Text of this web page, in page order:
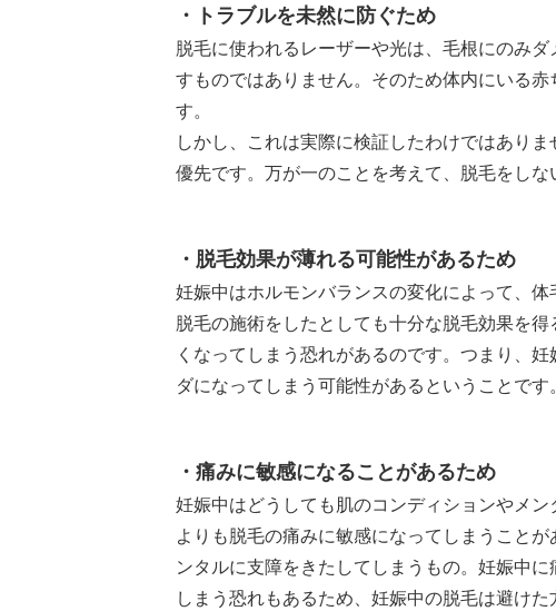
・トラブルを未然に防ぐため
脱毛に使われるレーザーや光は、毛根にのみ
すものではありません。そのため体内にいる
す。
しかし、これは実際に検証したわけではあり
優先です。万が一のことを考えて、脱毛をしな
・脱毛効果が薄れる可能性があるため
妊娠中はホルモンバランスの変化によって、
脱毛の施術をしたとしても十分な脱毛効果を
くなってしまう恐れがあるのです。つまり、
ダになってしまう可能性があるということです。
・痛みに敏感になることがあるため
妊娠中はどうしても肌のコンディションやメ
よりも脱毛の痛みに敏感になってしまうこと
ンタルに支障をきたしてしまうもの。妊娠中
しまう恐れもあるため、妊娠中の脱毛は避けた